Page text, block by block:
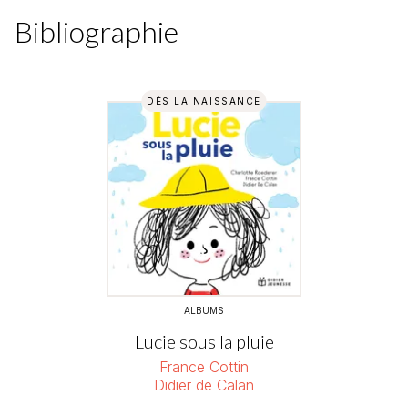
Bibliographie
DÈS LA NAISSANCE
ALBUMS
Lucie sous la pluie
France Cottin
Didier de Calan